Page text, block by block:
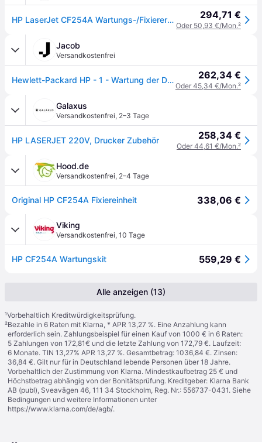
HP LaserJet CF254A Wartungs-/Fixiererkit (220 V) 294,71 €
Oder 50,93 €/Mon.²
Jacob
Versandkostenfrei
Hewlett-Packard HP - 1 - Wartung der Druckerfixiereinheit - für LaserJet Enterprise 700, MFP M725z, MFP M725z+ (CF254A) 262,34 €
Oder 45,34 €/Mon.²
Galaxus
Versandkostenfrei, 2–3 Tage
HP LASERJET 220V, Drucker Zubehör 258,34 €
Oder 44,61 €/Mon.²
Hood.de
Versandkostenfrei, 2–4 Tage
Original HP CF254A Fixiereinheit 338,06 €
Viking
Versandkostenfrei, 10 Tage
HP CF254A Wartungskit 559,29 €
Alle anzeigen (13)
¹Vorbehaltlich Kreditwürdigkeitsprüfung.
²Bezahle in 6 Raten mit Klarna, * APR 13,27 %. Eine Anzahlung kann
erforderlich sein. Zahlungsbeispiel für einen Kauf von 1000 € in 6 Raten:
5 Zahlungen von 172,81€ und die letzte Zahlung von 172,79 €. Laufzeit:
6 Monate. TIN 13,27% APR 13,27 %. Gesamtbetrag: 1036,84 €. Zinsen:
36,84 €. Gilt nur für in Deutschland lebende Personen über 18 Jahre.
Vorbehaltlich der Zustimmung von Klarna. Mindestkaufbetrag 25 € und
Höchstbetrag abhängig von der Bonitätsprüfung. Kreditgeber: Klarna Bank
AB (publ), Sveavägen 46, 111 34 Stockholm, Reg. Nr.: 556737-0431. Siehe
Bedingungen und weitere Informationen unter
https://www.klarna.com/de/agb/.